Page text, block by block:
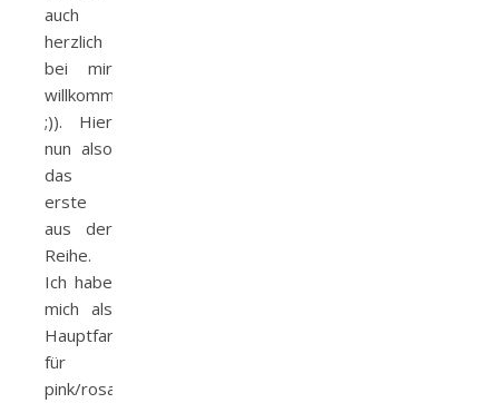
auch
herzlich
bei mir
willkommen
;)). Hier
nun also
das
erste
aus der
Reihe.
Ich habe
mich als
Hauptfarbe
für
pink/rosa